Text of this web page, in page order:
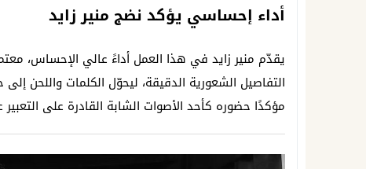
أداء إحساسي يؤكد نضج منير زايد
يقدّم منير زايد في هذا العمل أداءً عالي الإحساس،
التفاصيل الشعورية الدقيقة، ليحوّل الكلمات واللحن
مؤكدًا حضوره كأحد الأصوات الشابة القادرة على